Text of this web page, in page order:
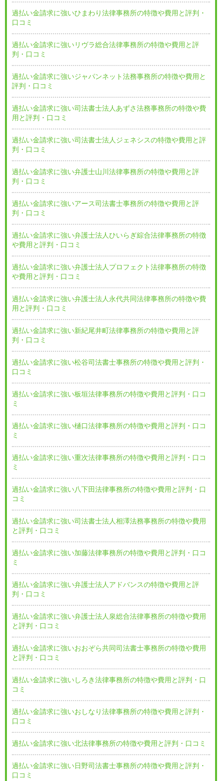
過払い金請求に強いひまわり法律事務所の特徴や費用と評判・
口コミ
過払い金請求に強いリヴラ総合法律事務所の特徴や費用と評
判・口コミ
過払い金請求に強いジャパンネット法務事務所の特徴や費用と
評判・口コミ
過払い金請求に強い司法書士法人あずさ法務事務所の特徴や費
用と評判・口コミ
過払い金請求に強い司法書士法人ジェネシスの特徴や費用と評
判・口コミ
過払い金請求に強い弁護士山川法律事務所の特徴や費用と評
判・口コミ
過払い金請求に強いアース司法書士事務所の特徴や費用と評
判・口コミ
過払い金請求に強い弁護士法人ひいらぎ綜合法律事務所の特徴
や費用と評判・口コミ
過払い金請求に強い弁護士法人プロフェクト法律事務所の特徴
や費用と評判・口コミ
過払い金請求に強い弁護士法人永代共同法律事務所の特徴や費
用と評判・口コミ
過払い金請求に強い新紀尾井町法律事務所の特徴や費用と評
判・口コミ
過払い金請求に強い松谷司法書士事務所の特徴や費用と評判・
口コミ
過払い金請求に強い板垣法律事務所の特徴や費用と評判・口コ
ミ
過払い金請求に強い樋口法律事務所の特徴や費用と評判・口コ
ミ
過払い金請求に強い重次法律事務所の特徴や費用と評判・口コ
ミ
過払い金請求に強い八下田法律事務所の特徴や費用と評判・口
コミ
過払い金請求に強い司法書士法人相澤法務事務所の特徴や費用
と評判・口コミ
過払い金請求に強い加藤法律事務所の特徴や費用と評判・口コ
ミ
過払い金請求に強い弁護士法人アドバンスの特徴や費用と評
判・口コミ
過払い金請求に強い弁護士法人泉総合法律事務所の特徴や費用
と評判・口コミ
過払い金請求に強いおおぞら共同司法書士事務所の特徴や費用
と評判・口コミ
過払い金請求に強いしろき法律事務所の特徴や費用と評判・口
コミ
過払い金請求に強いおしなり法律事務所の特徴や費用と評判・
口コミ
過払い金請求に強い北法律事務所の特徴や費用と評判・口コミ
過払い金請求に強い日野司法書士事務所の特徴や費用と評判・
口コミ